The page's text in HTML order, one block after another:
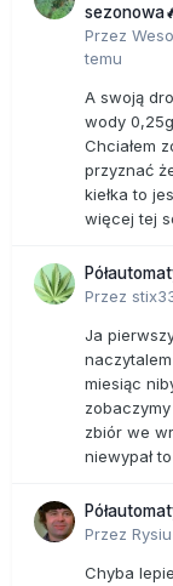
Przez
temu
A swoją
wody
Chciałem
przyznać
kiełka to
więcej tej
Przez
Ja
miesiąc
zbiór we
niewypał
Przez Rysiu
Chyba